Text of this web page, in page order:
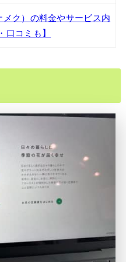
メク）の料金やサービス内
口コミも】